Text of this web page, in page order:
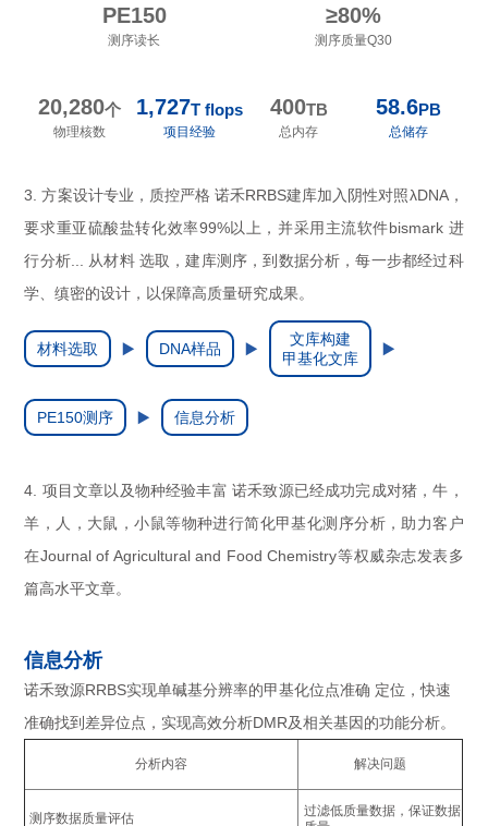
PE150
测序读长
≥80%
测序质量Q30
20,280个
物理核数
1,727T flops
项目经验
400TB
总内存
58.6PB
总储存
3. 方案设计专业，质控严格 诺禾RRBS建库加入阴性对照λDNA，
要求重亚硫酸盐转化效率99%以上，并采用主流软件bismark 进
行分析... 从材料 选取，建库测序，到数据分析，每一步都经过科
学、缜密的设计，以保障高质量研究成果。
材料选取 DNA样品
文库构建
甲基化文库
PE150测序 信息分析
4. 项目文章以及物种经验丰富 诺禾致源已经成功完成对猪，牛，
羊，人，大鼠，小鼠等物种进行简化甲基化测序分析，助力客户
在Journal of Agricultural and Food Chemistry等权威杂志发表多
篇高水平文章。
信息分析
诺禾致源RRBS实现单碱基分辨率的甲基化位点准确 定位，快速
准确找到差异位点，实现高效分析DMR及相关基因的功能分析。
分析内容 解决问题
测序数据质量评估
过滤低质量数据，保证数据